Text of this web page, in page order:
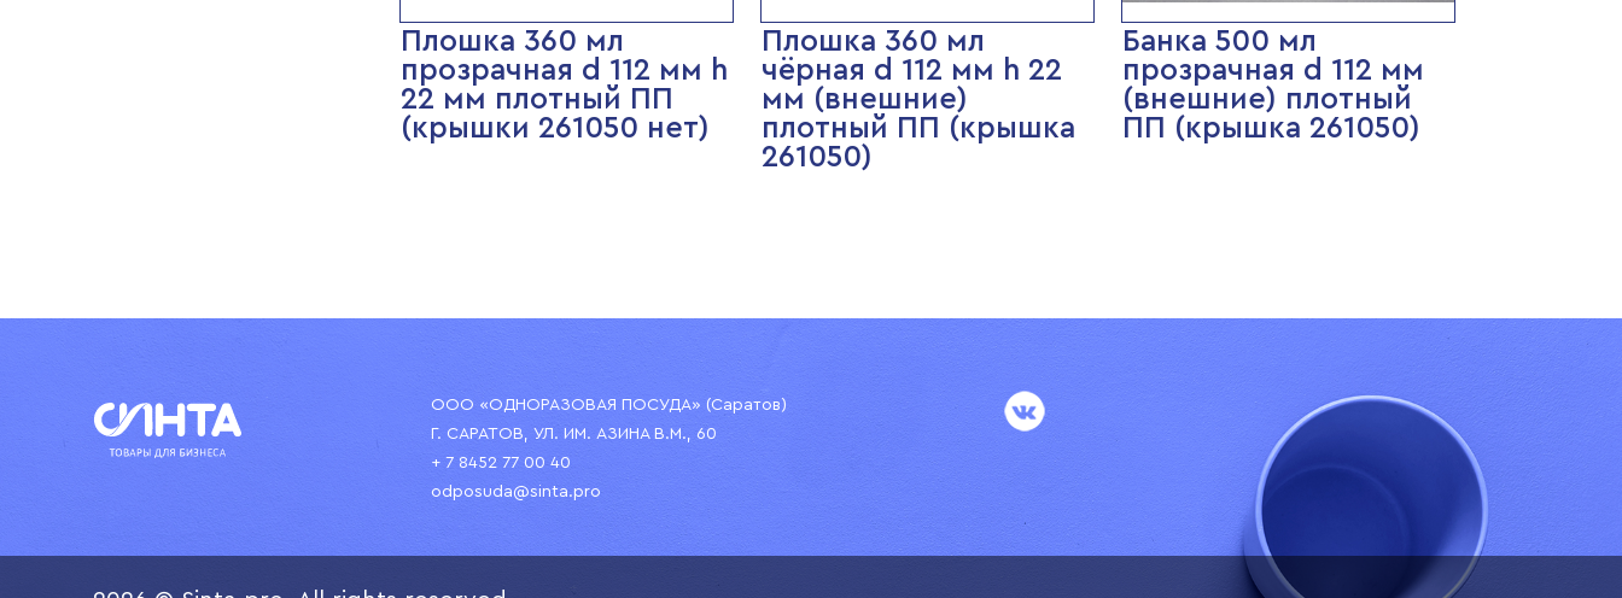
Плошка 360 мл
прозрачная d 112 мм h
22 мм плотный ПП
(крышки 261050 нет)
Плошка 360 мл
чёрная d 112 мм h 22
мм (внешние)
плотный ПП (крышка
261050)
Банка 500 мл
прозрачная d 112 мм
(внешние) плотный
ПП (крышка 261050)
ООО «ОДНОРАЗОВАЯ ПОСУДА» (Саратов)
Г. САРАТОВ, УЛ. ИМ. АЗИНА В.М., 60
+ 7 8452 77 00 40
odposuda@sinta.pro